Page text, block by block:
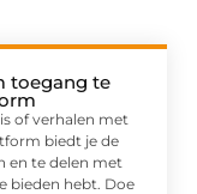
toegang te
of verhalen met
biedt je de
en te delen met
bieden hebt. Doe